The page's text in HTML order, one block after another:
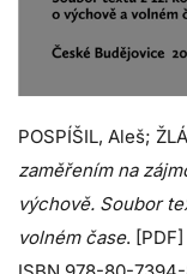
POSPÍŠIL, Aleš;
zaměřením na
výchově. Soubor
volném čase.